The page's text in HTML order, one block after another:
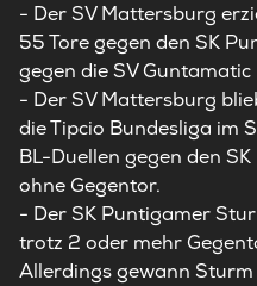
- Der SV Mattersburg
55 Tore gegen den SK
gegen die SV Guntamatic
- Der SV Mattersburg
die Tipcio Bundesliga im
BL-Duellen gegen den
ohne Gegentor.
- Der SK Puntigamer
trotz 2 oder mehr
Allerdings gewann